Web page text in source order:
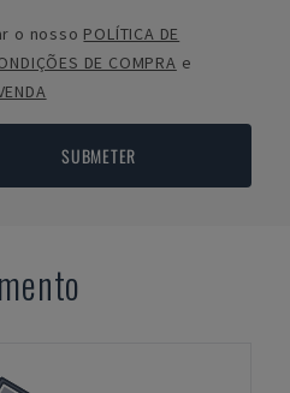
o nosso POLÍTICA DE
DE COMPRA e
SUBMETER